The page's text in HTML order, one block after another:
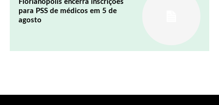
Florianópolis encerra inscrições
para PSS de médicos em 5 de
agosto